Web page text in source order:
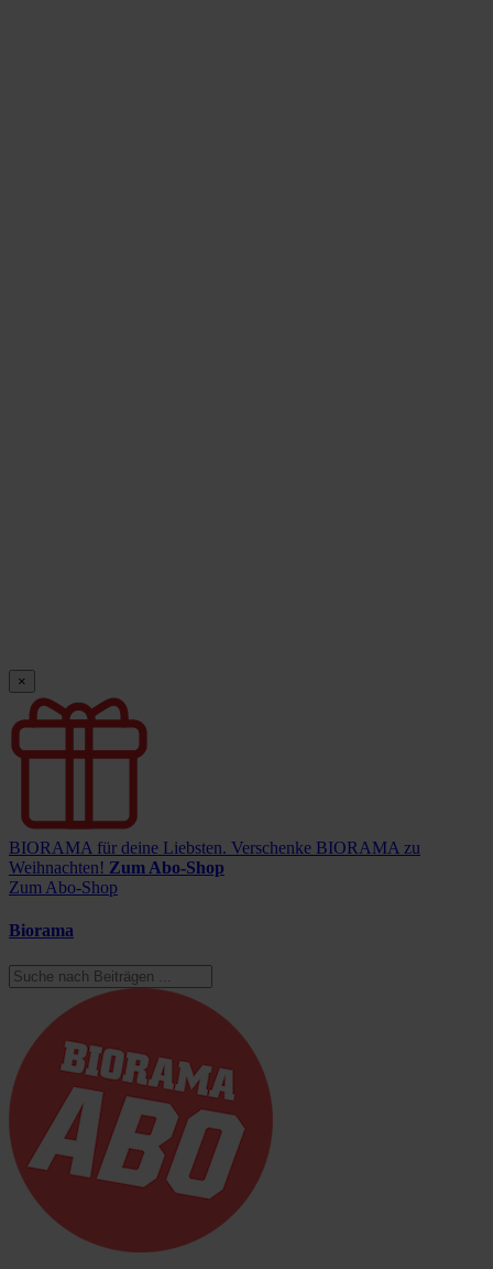
×
BIORAMA für deine Liebsten. Verschenke BIORAMA zu
Weihnachten! Zum Abo-Shop
Zum Abo-Shop
Biorama